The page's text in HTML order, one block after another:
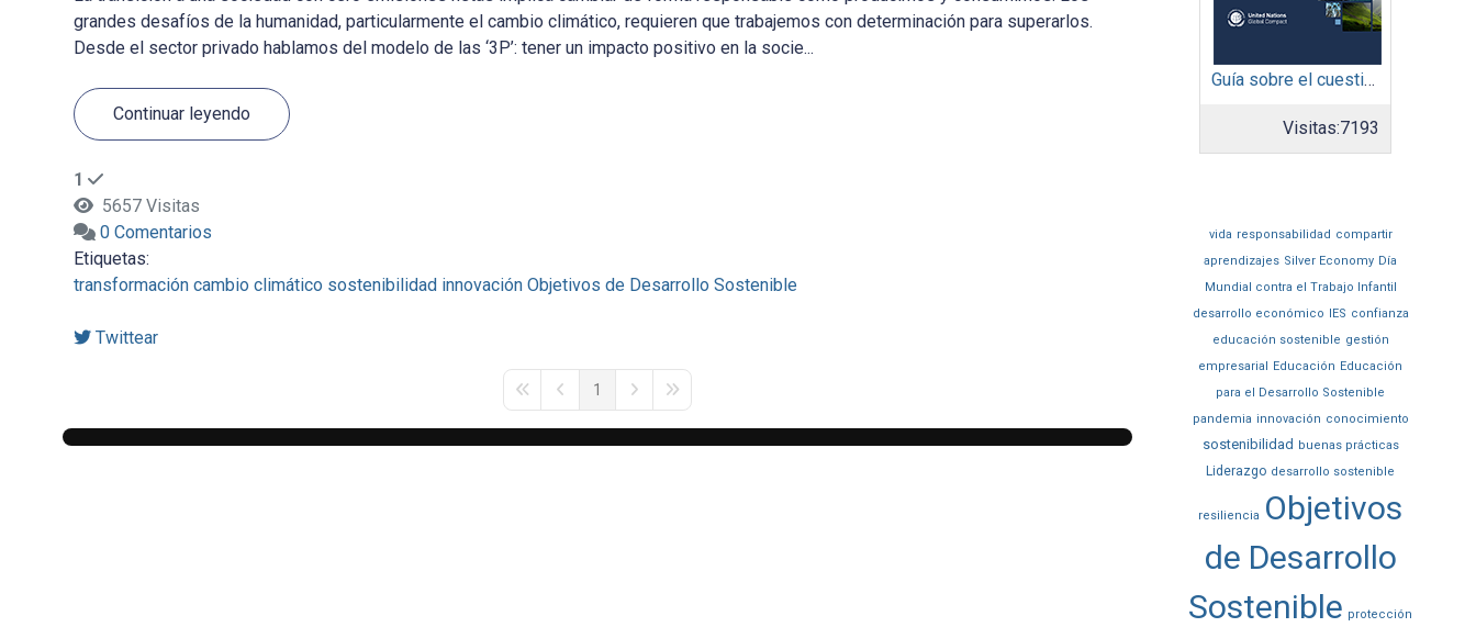
grandes desafíos de la humanidad, particularmente el cambio climático, requieren que trabajemos con determinación para superarlos.
Desde el sector privado hablamos del modelo de las ‘3P’: tener un impacto positivo en la socie...
Continuar leyendo
1
5657 Visitas
0 Comentarios
Etiquetas:
transformación cambio climático sostenibilidad innovación Objetivos de Desarrollo Sostenible
Twittear
First PagePrevious Page
1
Next PageLast Page
Guía sobre el cuestionario: Comunicación de Progreso
Visitas:7193
vida responsabilidad compartir
aprendizajes Silver Economy Día
Mundial contra el Trabajo Infantil
desarrollo económico IES confianza
educación sostenible gestión
empresarial Educación Educación
para el Desarrollo Sostenible
pandemia innovación conocimiento
sostenibilidad buenas prácticas
Liderazgo desarrollo sostenible
resiliencia Objetivos
de Desarrollo
Sostenible protección